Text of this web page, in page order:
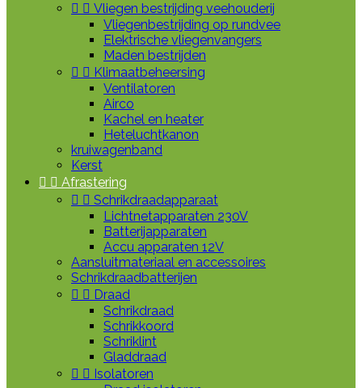
  Vliegen bestrijding veehouderij
Vliegenbestrijding op rundvee
Elektrische vliegenvangers
Maden bestrijden
  Klimaatbeheersing
Ventilatoren
Airco
Kachel en heater
Heteluchtkanon
kruiwagenband
Kerst
  Afrastering
  Schrikdraadapparaat
Lichtnetapparaten 230V
Batterijapparaten
Accu apparaten 12V
Aansluitmateriaal en accessoires
Schrikdraadbatterijen
  Draad
Schrikdraad
Schrikkoord
Schriklint
Gladdraad
  Isolatoren